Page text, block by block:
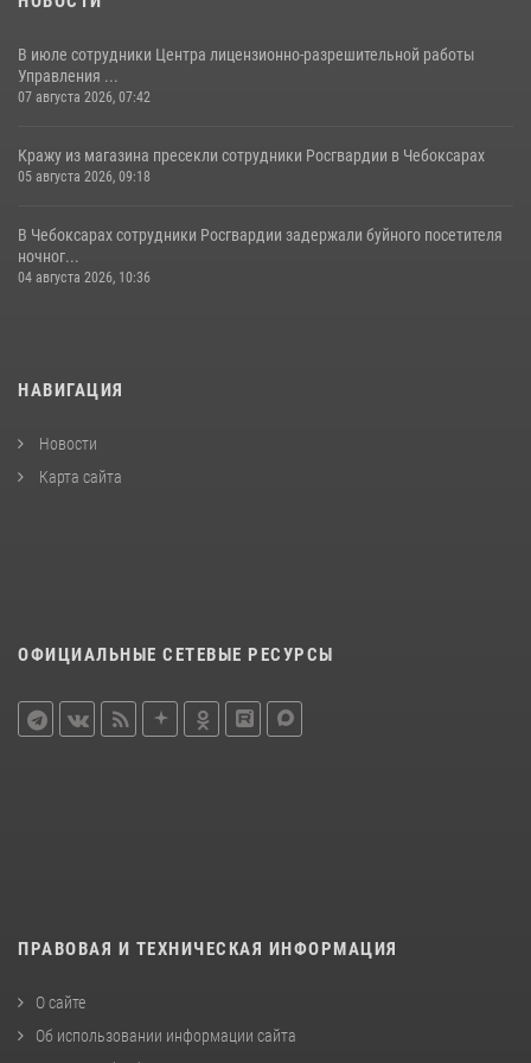
В июле сотрудники Центра лицензионно-разрешительной работы
Управления ...
07 августа 2026, 07:42
Кражу из магазина пресекли сотрудники Росгвардии в Чебоксарах
05 августа 2026, 09:18
В Чебоксарах сотрудники Росгвардии задержали буйного посетителя
ночног...
04 августа 2026, 10:36
НАВИГАЦИЯ
Новости
Карта сайта
ОФИЦИАЛЬНЫЕ СЕТЕВЫЕ РЕСУРСЫ
ПРАВОВАЯ И ТЕХНИЧЕСКАЯ ИНФОРМАЦИЯ
О сайте
Об использовании информации сайта